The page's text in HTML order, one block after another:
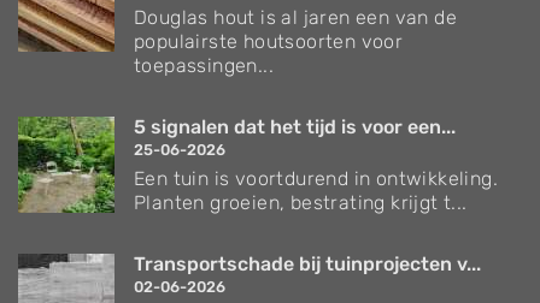
Douglas hout is al jaren een van de
populairste houtsoorten voor
toepassingen...
5 signalen dat het tijd is voor een...
25-06-2026
Een tuin is voortdurend in ontwikkeling.
Planten groeien, bestrating krijgt t...
Transportschade bij tuinprojecten v...
02-06-2026